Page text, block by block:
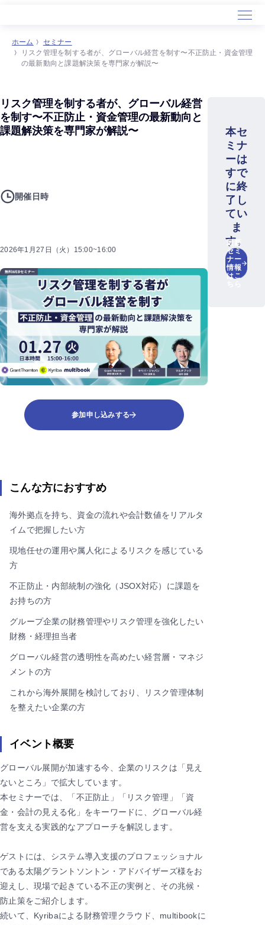
ホーム
セミナー
リスク管理を制する者が、グローバル経営を制す〜不正防止・資金管理
の最新動向と課題解決策を専門家が解説〜
リスク管理を制する者が、グローバル経営
を制す〜不正防止・資金管理の最新動向と
課題解決策を専門家が解説〜
開催日時
2026年1月27日（火）15:00~16:00
参加申し込みする
こんな方におすすめ
海外拠点を持ち、資金の流れや会計数値をリアルタ
イムで把握したい方
現地任せの運用や属人化によるリスクを感じている
方
不正防止・内部統制の強化（JSOX対応）に課題を
お持ちの方
グループ企業の財務管理やリスク管理を強化したい
財務・経理担当者
グローバル経営の透明性を高めたい経営層・マネジ
メントの方
これから海外展開を検討しており、リスク管理体制
を整えたい企業の方
イベント概要
グローバル展開が加速する今、企業のリスクは「見え
ないところ」で拡大しています。
本セミナーでは、「不正防止」「リスク管理」「資
金・会計の見える化」をキーワードに、グローバル経
営を支える実践的なアプローチを解説します。
ゲストには、システム導入支援のプロフェッショナル
である太陽グラントソントン・アドバイザーズ様をお
迎えし、現場で起きている不正の実例と、その兆候・
防止策をご紹介します。
続いて、Kyribaによる財務管理クラウド、multibookに
本セ
ミナ
ーは
すで
に終
了し
てい
ま
す。
最新
セミ
ナー
情報
はこ